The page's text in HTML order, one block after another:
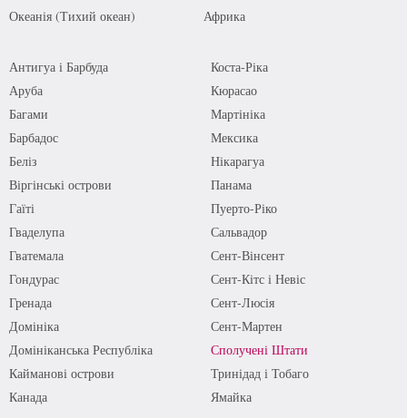
Океанія (Тихий океан)
Африка
Антигуа і Барбуда
Аруба
Багами
Барбадос
Беліз
Віргінські острови
Гаїті
Гваделупа
Гватемала
Гондурас
Гренада
Домініка
Домініканська Республіка
Кайманові острови
Канада
Коста-Ріка
Кюрасао
Мартініка
Мексика
Нікарагуа
Панама
Пуерто-Ріко
Сальвадор
Сент-Вінсент
Сент-Кітс і Невіс
Сент-Люсія
Сент-Мартен
Сполучені Штати
Тринідад і Тобаго
Ямайка